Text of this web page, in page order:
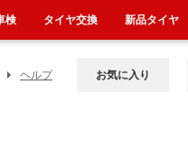
ヘルプ お気に入り
検 タイヤ交換 新品タイヤ